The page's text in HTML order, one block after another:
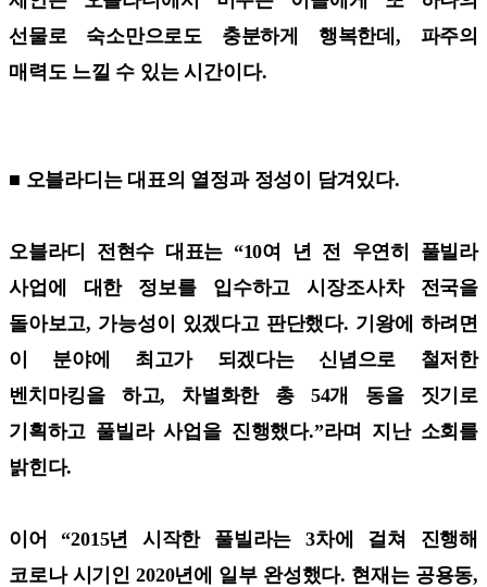
선물로 숙소만으로도 충분하게 행복한데, 파주의
매력도 느낄 수 있는 시간이다.
■ 오블라디는 대표의 열정과 정성이 담겨있다.
오블라디 전현수 대표는 “10여 년 전 우연히 풀빌라
사업에 대한 정보를 입수하고 시장조사차 전국을
돌아보고, 가능성이 있겠다고 판단했다. 기왕에 하려면
이 분야에 최고가 되겠다는 신념으로 철저한
벤치마킹을 하고, 차별화한 총 54개 동을 짓기로
기획하고 풀빌라 사업을 진행했다.”라며 지난 소회를
밝힌다.
이어 “2015년 시작한 풀빌라는 3차에 걸쳐 진행해
코로나 시기인 2020년에 일부 완성했다. 현재는 공용동,